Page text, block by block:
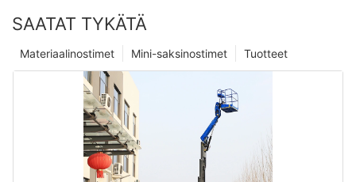
SAATAT TYKÄTÄ
Tuotteet
Mini-saksinostimet
Materiaalinostimet